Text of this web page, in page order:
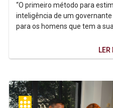
“O primeiro método para
inteligência de um governante
para os homens que tem a
LER